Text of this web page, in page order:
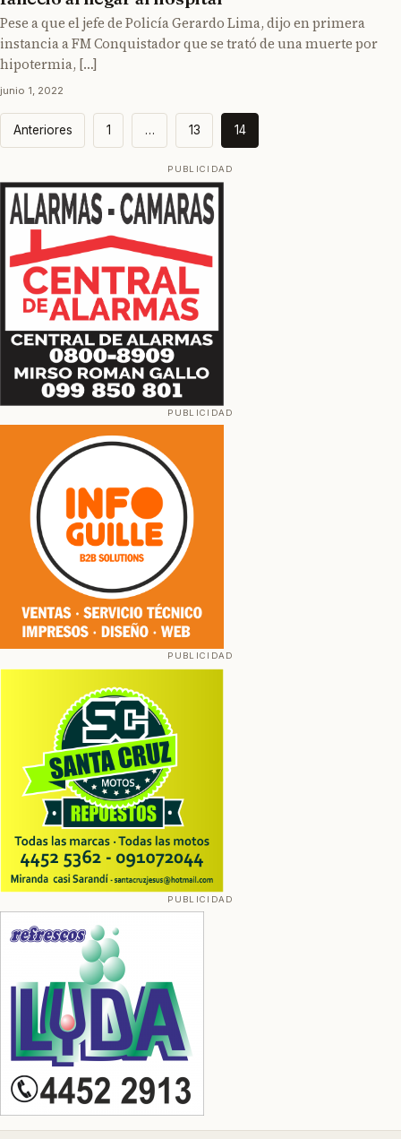
Pese a que el jefe de Policía Gerardo Lima, dijo en primera
instancia a FM Conquistador que se trató de una muerte por
hipotermia, […]
junio 1, 2022
Paginación
de
entradas
Anteriores 1 … 13 14